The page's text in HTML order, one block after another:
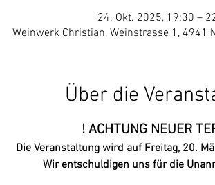
24. Okt. 2025, 19:30 –
Weinwerk Christian, Weinstrasse 1, 4941
Über die
! ACHTUNG NEUER
Die Veranstaltung wird auf Freitag, 20.
Wir entschuldigen uns für die